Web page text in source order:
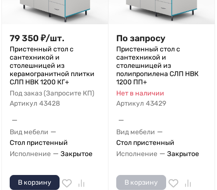
79 350 ₽/шт.
Пристенный стол с
сантехникой и
столешницей из
керамогранитной плитки
СЛП НВК 1200 КГ+
Под заказ (Запросите КП)
Артикул 43428
—
Вид мебели —
Стол пристенный
Исполнение — Закрытое
В корзину
По запросу
Пристенный стол с
сантехникой и
столешницей из
полипропилена СЛП НВК
1200 ПП+
Нет в наличии
Артикул 43429
—
Вид мебели —
Стол пристенный
Исполнение — Закрытое
В корзину